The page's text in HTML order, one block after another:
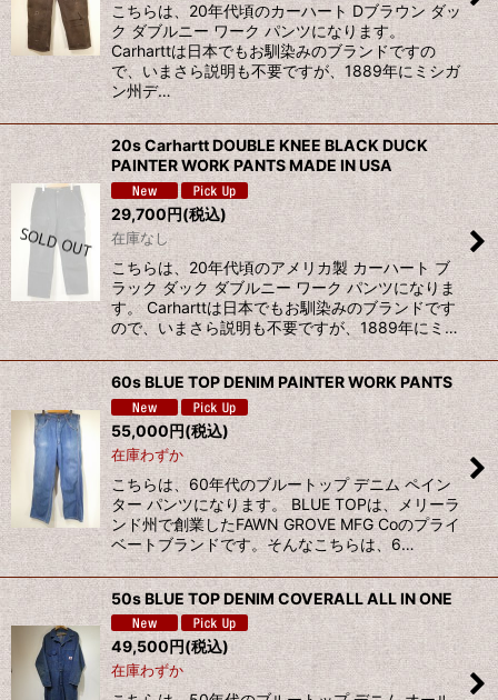
こちらは、20年代頃のカーハート Dブラウン ダッ
ク ダブルニー ワーク パンツになります。
Carharttは日本でもお馴染みのブランドですの
で、いまさら説明も不要ですが、1889年にミシガ
ン州デ…
20s Carhartt DOUBLE KNEE BLACK DUCK
PAINTER WORK PANTS MADE IN USA
29,700円(税込)
在庫なし
こちらは、20年代頃のアメリカ製 カーハート ブ
ラック ダック ダブルニー ワーク パンツになりま
す。 Carharttは日本でもお馴染みのブランドです
ので、いまさら説明も不要ですが、1889年にミ…
60s BLUE TOP DENIM PAINTER WORK PANTS
55,000円(税込)
在庫わずか
こちらは、60年代のブルートップ デニム ペイン
ター パンツになります。 BLUE TOPは、メリーラ
ンド州で創業したFAWN GROVE MFG Coのプライ
ベートブランドです。そんなこちらは、6…
50s BLUE TOP DENIM COVERALL ALL IN ONE
49,500円(税込)
在庫わずか